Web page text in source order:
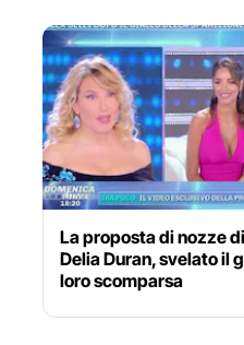
La proposta di nozze
Delia Duran, svelato il
loro scomparsa